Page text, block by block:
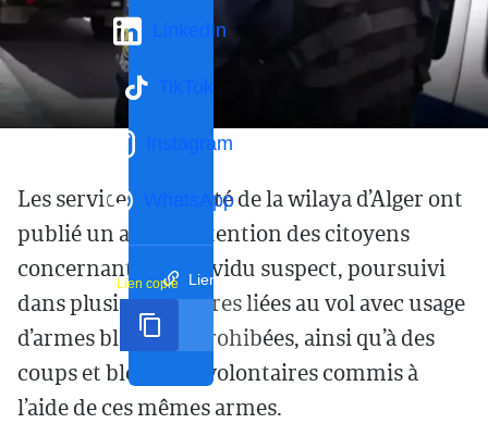
LinkedIn
TikTok
Instagram
WhatsApp
Lien court
Lien copié
Les services de sûreté de la wilaya d’Alger ont
publié un avis à l’attention des citoyens
concernant un individu suspect, poursuivi
dans plusieurs affaires liées au vol avec usage
d’armes blanches prohibées, ainsi qu’à des
coups et blessures volontaires commis à
l’aide de ces mêmes armes.